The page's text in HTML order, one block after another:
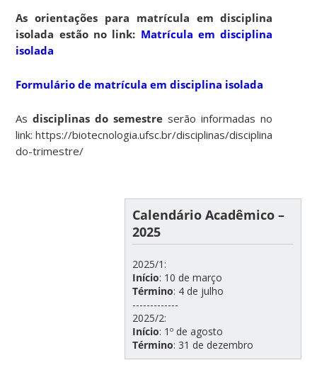
As orientações para matrícula em disciplina
isolada estão no link: Matrícula em disciplina
isolada
Formulário de matrícula em disciplina isolada
Asdisciplinas do semestre serão informadas no
link: https://biotecnologia.ufsc.br/disciplinas/disciplinas-
do-trimestre/
Calendário Acadêmico –
2025
2025/1:
Início: 10 de março
Término: 4 de julho
-------------
2025/2:
Início: 1º de agosto
Término: 31 de dezembro